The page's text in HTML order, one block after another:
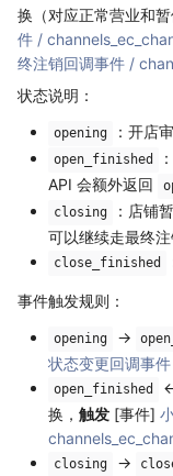
换（对应正常营业和
件 /
终注销回调事件 /
状态说明：
opening ：开店
open_finished
API 会额外返回
closing ：店铺
可以继续走最终
close_finished
事件触发规则：
opening →
状态变更回调事
open_finished
换， 触发 [事件]
closing →